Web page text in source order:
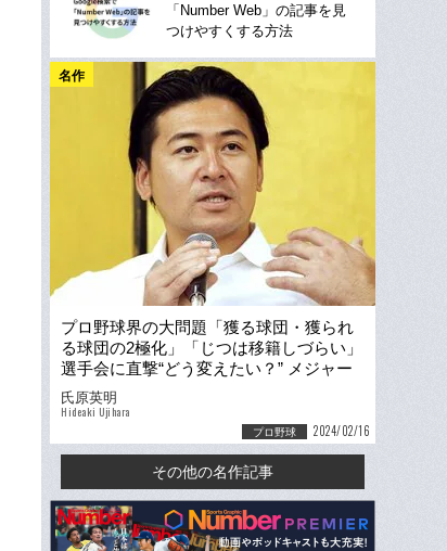
「Number Web」の記事を見
つけやすくする方法
名作
プロ野球界の大問題「獲る球団・獲られ
る球団の2極化」「じつは移籍しづらい」
選手会に直撃“どう変えたい？” メジャー
流FAには「反対」
氏原英明
Hideaki Ujihara
プロ野球 2024/02/16
その他の名作記事